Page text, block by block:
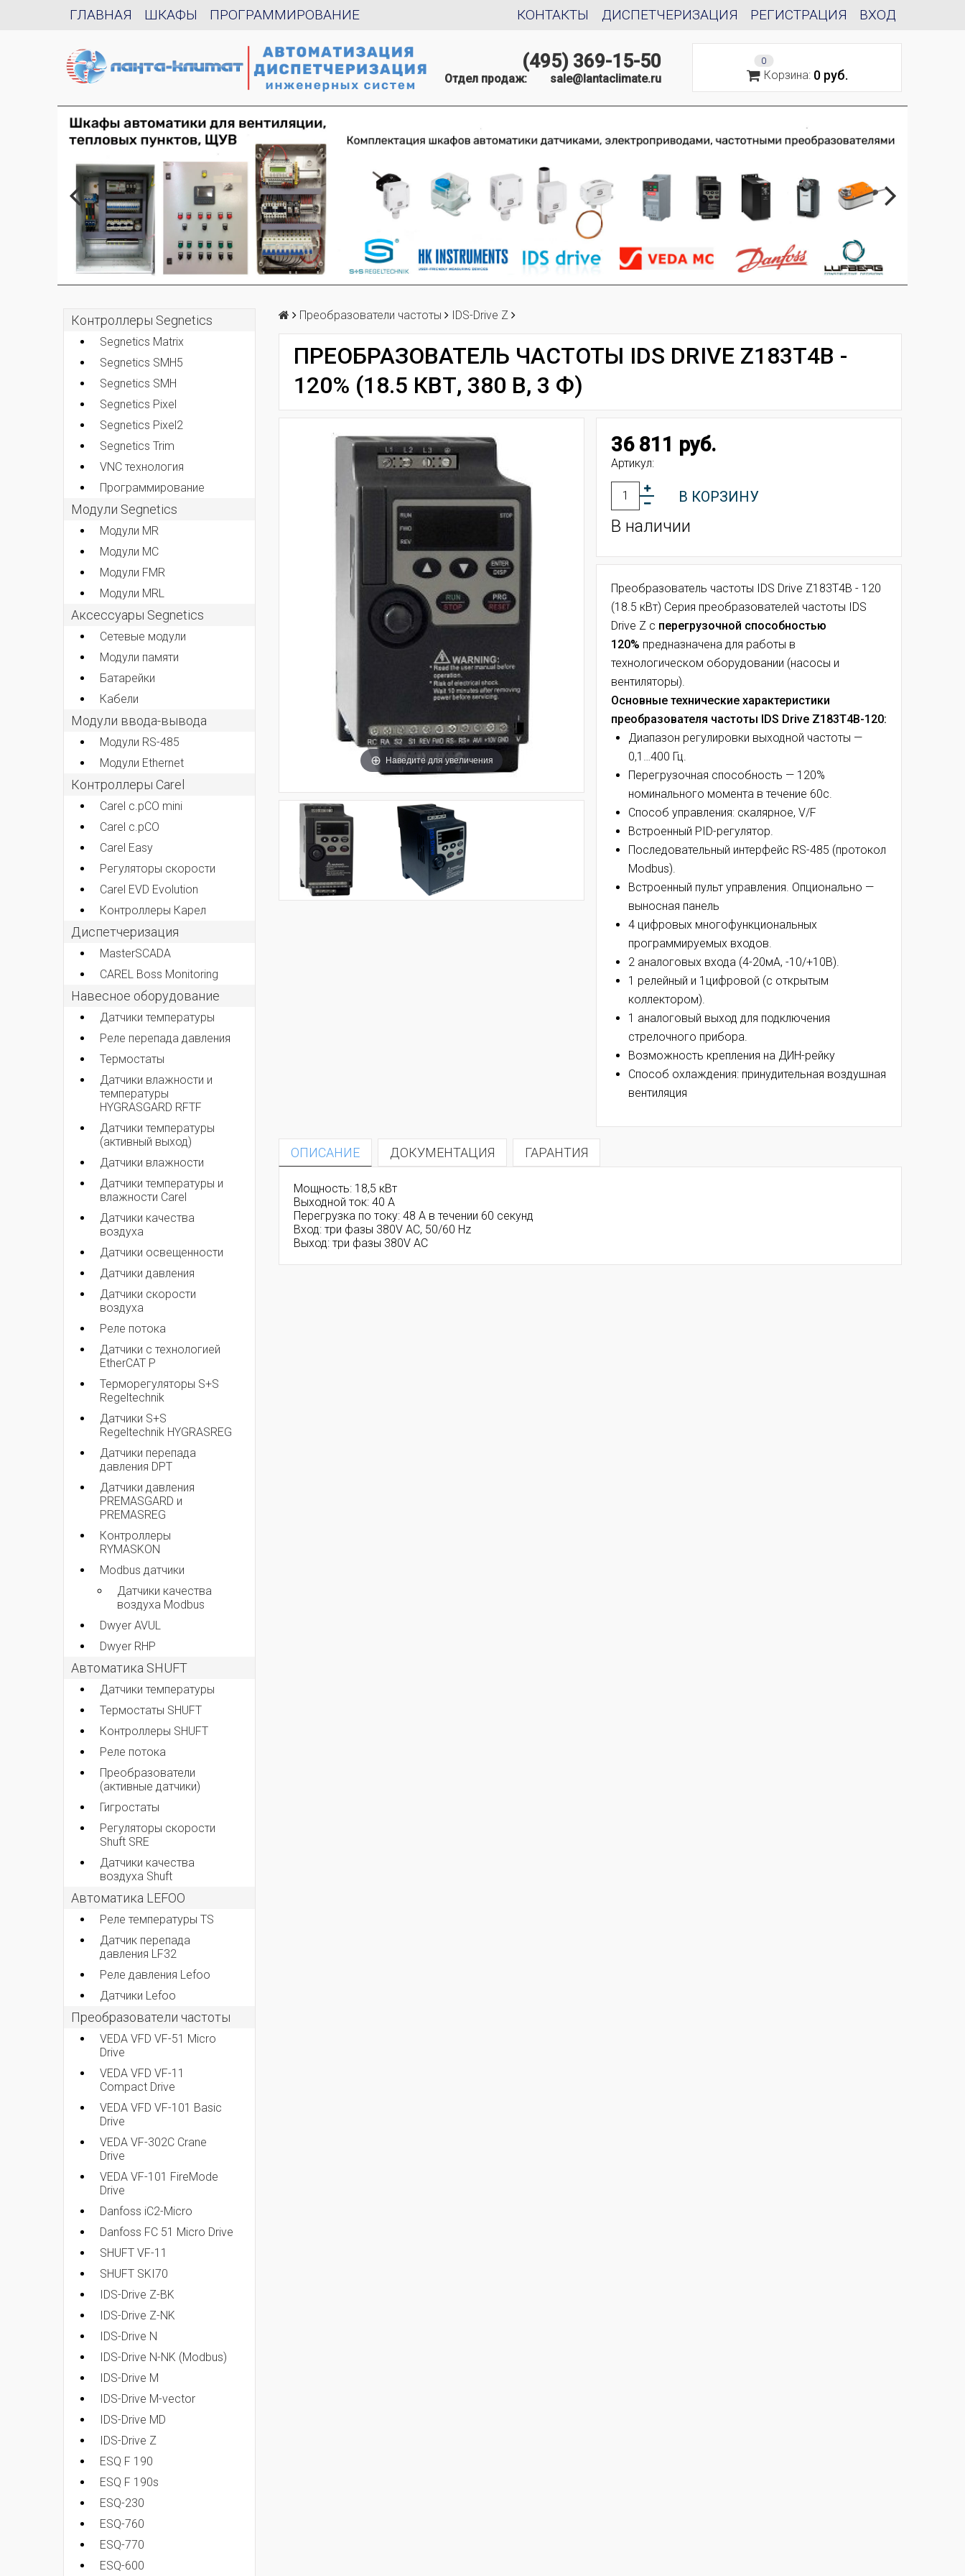
ГЛАВНАЯ ШКАФЫ ПРОГРАММИРОВАНИЕ ВХОД
РЕГИСТРАЦИЯ
ДИСПЕТЧЕРИЗАЦИЯ
КОНТАКТЫ
(495) 369-15-50
Отдел продаж: sale@lantaclimate.ru
0
Корзина: 0 руб.
Контроллеры Segnetics
Segnetics Matrix
Segnetics SMH5
Segnetics SMH
Segnetics Pixel
Segnetics Pixel2
Segnetics Trim
VNC технология
Программирование
Модули Segnetics
Модули MR
Модули MC
Модули FMR
Модули MRL
Аксессуары Segnetics
Сетевые модули
Модули памяти
Батарейки
Кабели
Модули ввода-вывода
Модули RS-485
Модули Ethernet
Контроллеры Carel
Carel c.pCO mini
Carel c.pCO
Carel Easy
Регуляторы скорости
Carel EVD Evolution
Контроллеры Карел
Диспетчеризация
MasterSCADA
CAREL Boss Monitoring
Навесное оборудование
Датчики температуры
Реле перепада давления
Термостаты
Датчики влажности и
температуры
HYGRASGARD RFTF
Датчики температуры
(активный выход)
Датчики влажности
Датчики температуры и
влажности Carel
Датчики качества
воздуха
Датчики освещенности
Датчики давления
Датчики скорости
воздуха
Реле потока
Датчики с технологией
EtherCAT P
Терморегуляторы S+S
Regeltechnik
Датчики S+S
Regeltechnik HYGRASREG
Датчики перепада
давления DPT
Датчики давления
PREMASGARD и
PREMASREG
Контроллеры
RYMASKON
Modbus датчики
Датчики качества
воздуха Modbus
Dwyer AVUL
Dwyer RHP
Автоматика SHUFT
Датчики температуры
Термостаты SHUFT
Контроллеры SHUFT
Реле потока
Преобразователи
(активные датчики)
Гигростаты
Регуляторы скорости
Shuft SRE
Датчики качества
воздуха Shuft
Автоматика LEFOO
Реле температуры TS
Датчик перепада
давления LF32
Реле давления Lefoo
Датчики Lefoo
Преобразователи частоты
VEDA VFD VF-51 Micro
Drive
VEDA VFD VF-11
Compact Drive
VEDA VFD VF-101 Basic
Drive
VEDA VF-302C Crane
Drive
VEDA VF-101 FireMode
Drive
Danfoss iC2-Micro
Danfoss FC 51 Micro Drive
SHUFT VF-11
SHUFT SKI70
IDS-Drive Z-BK
IDS-Drive Z-NK
IDS-Drive N
IDS-Drive N-NK (Modbus)
IDS-Drive M
IDS-Drive M-vector
IDS-Drive MD
IDS-Drive Z
ESQ F 190
ESQ F 190s
ESQ-230
ESQ-760
ESQ-770
ESQ-600
Преобразователи частоты IDS-Drive Z
ПРЕОБРАЗОВАТЕЛЬ ЧАСТОТЫ IDS DRIVE Z183T4B -
120% (18.5 КВТ, 380 В, 3 Ф)
Наведите для увеличения
36 811 руб.
Артикул:
В КОРЗИНУ
В наличии
Преобразователь частоты IDS Drive Z183T4B - 120
(18.5 кВт) Серия преобразователей частоты IDS
Drive Z с перегрузочной способностью
120% предназначена для работы в
технологическом оборудовании (насосы и
вентиляторы)
Основные технические характеристики
преобразователя частоты IDS Drive Z183T4B-120:
Диапазон регулировки выходной частоты —
0,1…400 Гц.
Перегрузочная способность — 120%
номинального момента в течение 60с.
Способ управления: скалярное, V/F
Встроенный PID-регулятор.
Последовательный интерфейс RS-485 (протокол
Modbus).
Встроенный пульт управления. Опционально —
выносная панель
4 цифровых многофункциональных
программируемых входов.
2 аналоговых входа (4-20мА, -10/+10В).
1 релейный и 1цифровой (с открытым
коллектором).
1 аналоговый выход для подключения
стрелочного прибора.
Возможность крепления на ДИН-рейку
Способ охлаждения: принудительная воздушная
вентиляция
ОПИСАНИЕ ДОКУМЕНТАЦИЯ ГАРАНТИЯ
Мощность: 18,5 кВт
Выходной ток: 40 А
Перегрузка по току: 48 А в течении 60 секунд
Вход: три фазы 380V AC, 50/60 Hz
Выход: три фазы 380V AC